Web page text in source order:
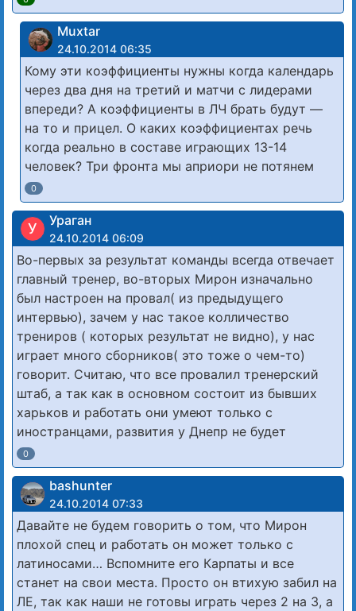
Muxtar
24.10.2014 06:35
Кому эти коэффициенты нужны когда календарь
через два дня на третий и матчи с лидерами
впереди? А коэффициенты в ЛЧ брать будут —
на то и прицел. О каких коэффициентах речь
когда реально в составе играющих 13-14
человек? Три фронта мы априори не потянем
0
У Ураган
24.10.2014 06:09
Во-первых за результат команды всегда отвечает
главный тренер, во-вторых Мирон изначально
был настроен на провал( из предыдущего
интервью), зачем у нас такое колличество
трениров ( которых результат не видно), у нас
играет много сборников( это тоже о чем-то)
говорит. Считаю, что все провалил тренерский
штаб, а так как в основном состоит из бывших
харьков и работать они умеют только с
иностранцами, развития у Днепр не будет
0
bashunter
24.10.2014 07:33
Давайте не будем говорить о том, что Мирон
плохой спец и работать он может только с
латиносами… Вспомните его Карпаты и все
станет на свои места. Просто он втихую забил на
ЛЕ, так как наши не готовы играть через 2 на 3, а